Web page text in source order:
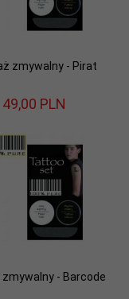
zmywalny - Pirat
49,00 PLN
- Barcode